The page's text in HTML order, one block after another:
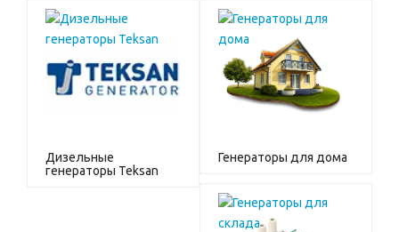
Дизельные
генераторы Teksan
Генераторы для дома